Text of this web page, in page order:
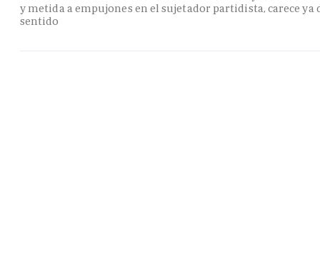
y metida a empujones en el sujetador partidista, carece ya
sentido